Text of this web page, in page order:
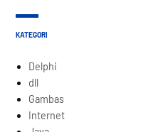
KATEGORI
Delphi
dll
Gambas
Internet